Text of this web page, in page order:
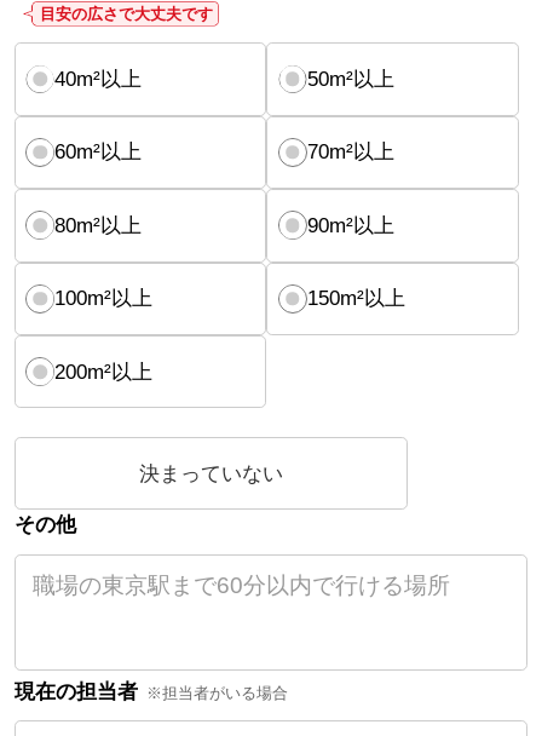
目安の広さで大丈夫です
40m²以上 50m²以上
60m²以上 70m²以上
80m²以上 90m²以上
100m²以上 150m²以上
200m²以上
決まっていない
その他
現在の担当者 ※担当者がいる場合